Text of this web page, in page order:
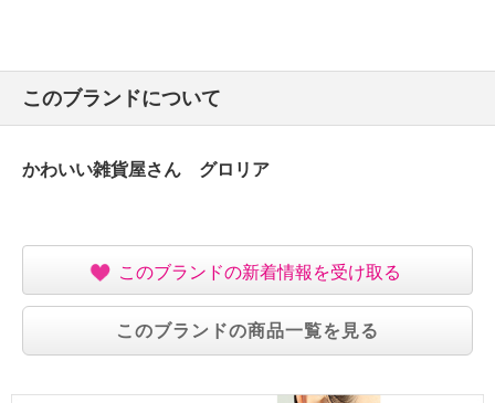
このブランドについて
かわいい雑貨屋さん グロリア
このブランドの新着情報を受け取る
このブランドの商品一覧を見る